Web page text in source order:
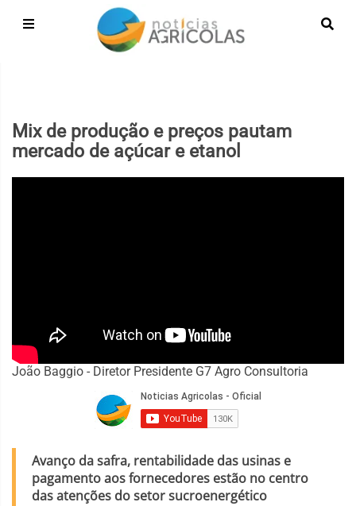
Mix de produção e preços pautam
mercado de açúcar e etanol
João Baggio - Diretor Presidente G7 Agro Consultoria
Avanço da safra, rentabilidade das usinas e
pagamento aos fornecedores estão no centro
das atenções do setor sucroenergético